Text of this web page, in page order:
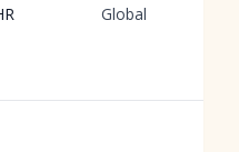
Global